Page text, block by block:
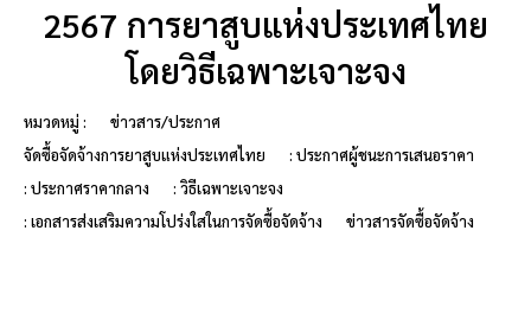
2567 การยาสูบแห่งประเทศไทย
โดยวิธีเฉพาะเจาะจง
หมวดหมู่ :
ข่าวสาร/ประกาศ
จัดซื้อจัดจ้างการยาสูบแห่งประเทศไทย
: ประกาศผู้ชนะการเสนอราคา
: ประกาศราคากลาง
: วิธีเฉพาะเจาะจง
: เอกสารส่งเสริมความโปร่งใสในการจัดซื้อจัดจ้าง
ข่าวสารจัดซื้อจัดจ้าง